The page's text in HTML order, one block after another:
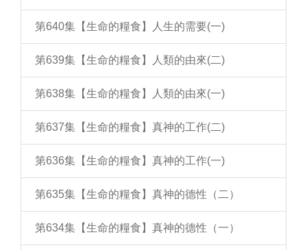
第640集【生命的糧食】人生的需要(一)
第639集【生命的糧食】人類的由來(二)
第638集【生命的糧食】人類的由來(一)
第637集【生命的糧食】真神的工作(二)
第636集【生命的糧食】真神的工作(一)
第635集【生命的糧食】真神的德性（二）
第634集【生命的糧食】真神的德性（一）